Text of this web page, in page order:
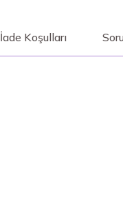
İade Koşulları